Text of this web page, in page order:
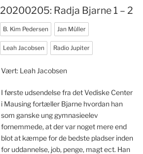
20200205: Radja Bjarne 1 – 2
B. Kim Pedersen Jan Müller
Leah Jacobsen Radio Jupiter
Vært: Leah Jacobsen
I første udsendelse fra det Vediske Center
i Mausing fortæller Bjarne hvordan han
som ganske ung gymnasieelev
fornemmede, at der var noget mere end
blot at kæmpe for de bedste pladser inden
for uddannelse, job, penge, magt ect. Han